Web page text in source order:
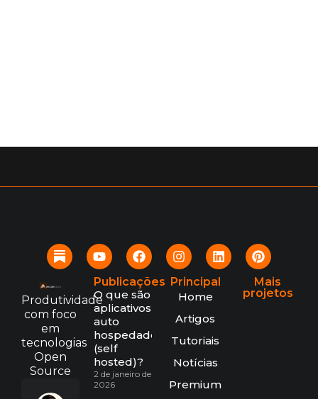
Produtividade
com foco
em
tecnologias
Open
Source
Publicações
O que são
aplicativos
auto
hospedados
(self
hosted)?
2 de janeiro de
2026
Principal
Home
Artigos
Tutoriais
Notícias
Premium
Mais
projetos